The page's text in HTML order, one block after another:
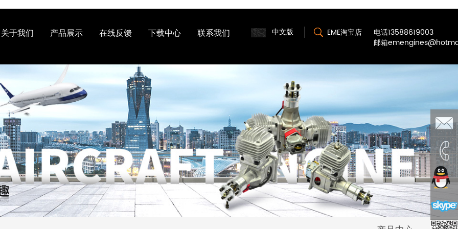
电话13588619003
邮箱
EME淘宝店
中文版
关于我们 产品展示 在线反馈 下载中心 联系我们
86-